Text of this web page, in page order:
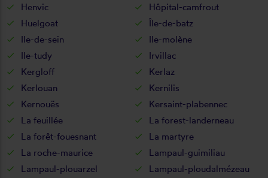
Henvic
Hôpital-camfrout
Huelgoat
Île-de-batz
Ile-de-sein
Ile-molène
Ile-tudy
Irvillac
Kergloff
Kerlaz
Kerlouan
Kernilis
Kernouës
Kersaint-plabennec
La feuillée
La forest-landerneau
La forêt-fouesnant
La martyre
La roche-maurice
Lampaul-guimiliau
Lampaul-plouarzel
Lampaul-ploudalmézeau